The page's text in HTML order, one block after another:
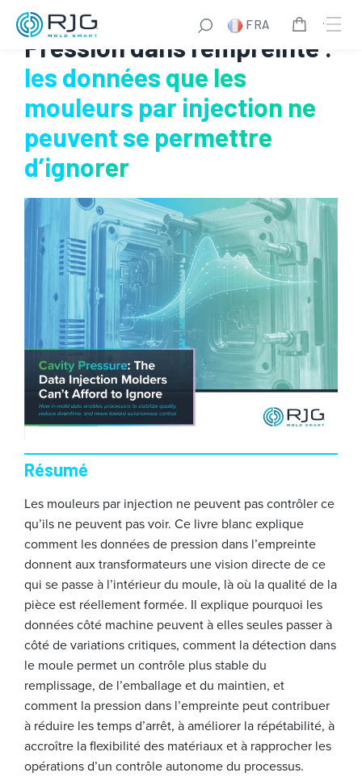
FRA
Pression dans l’empreinte :
les données que les
mouleurs par injection ne
peuvent se permettre
d’ignorer
Résumé
Les mouleurs par injection ne peuvent pas contrôler ce
qu’ils ne peuvent pas voir. Ce livre blanc explique
comment les données de pression dans l’empreinte
donnent aux transformateurs une vision directe de ce
qui se passe à l’intérieur du moule, là où la qualité de la
pièce est réellement formée. Il explique pourquoi les
données côté machine peuvent à elles seules passer à
côté de variations critiques, comment la détection dans
le moule permet un contrôle plus stable du
remplissage, de l’emballage et du maintien, et
comment la pression dans l’empreinte peut contribuer
à réduire les temps d’arrêt, à améliorer la répétabilité, à
accroître la flexibilité des matériaux et à rapprocher les
opérations d’un contrôle autonome du processus.